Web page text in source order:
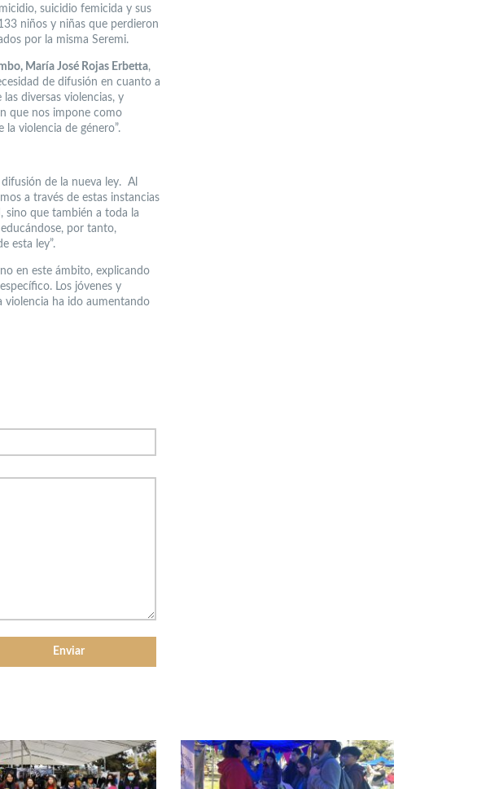
suicidio femicida y sus
niños y niñas que perdieron
por la misma Seremi.
María José Rojas Erbetta,
de difusión en cuanto a
diversas violencias, y
que nos impone como
violencia de género”.
de la nueva ley. Al
a través de estas instancias
sino que también a toda la
por tanto,
esta ley”.
en este ámbito, explicando
Los jóvenes y
violencia ha ido aumentando